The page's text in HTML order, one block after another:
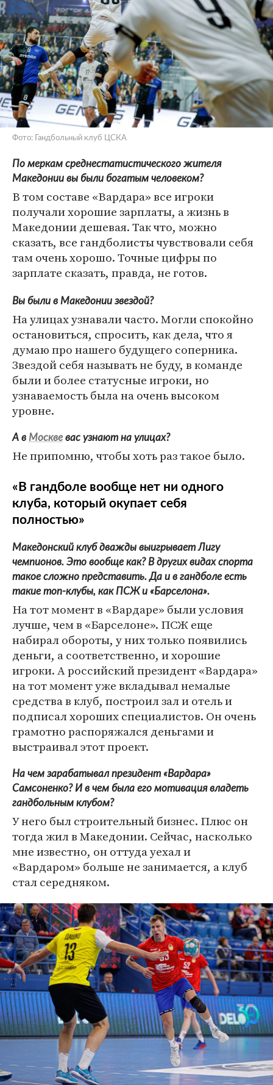
Фото: Гандбольный клуб ЦСКА
По меркам среднестатистического жителя
Македонии вы были богатым человеком?
В том составе «Вардара» все игроки
получали хорошие зарплаты, а жизнь в
Македонии дешевая. Так что, можно
сказать, все гандболисты чувствовали себя
там очень хорошо. Точные цифры по
зарплате сказать, правда, не готов.
Вы были в Македонии звездой?
На улицах узнавали часто. Могли спокойно
остановиться, спросить, как дела, что я
думаю про нашего будущего соперника.
Звездой себя называть не буду, в команде
были и более статусные игроки, но
узнаваемость была на очень высоком
уровне.
А в Москве вас узнают на улицах?
Не припомню, чтобы хоть раз такое было.
«В гандболе вообще нет ни одного
клуба, который окупает себя
полностью»
Македонский клуб дважды выигрывает Лигу
чемпионов. Это вообще как? В других видах спорта
такое сложно представить. Да и в гандболе есть
такие топ-клубы, как ПСЖ и «Барселона».
На тот момент в «Вардаре» были условия
лучше, чем в «Барселоне». ПСЖ еще
набирал обороты, у них только появились
деньги, а соответственно, и хорошие
игроки. А российский президент «Вардара»
на тот момент уже вкладывал немалые
средства в клуб, построил зал и отель и
подписал хороших специалистов. Он очень
грамотно распоряжался деньгами и
выстраивал этот проект.
На чем зарабатывал президент «Вардара»
Самсоненко? И в чем была его мотивация владеть
гандбольным клубом?
У него был строительный бизнес. Плюс он
тогда жил в Македонии. Сейчас, насколько
мне известно, он оттуда уехал и
«Вардаром» больше не занимается, а клуб
стал середняком.